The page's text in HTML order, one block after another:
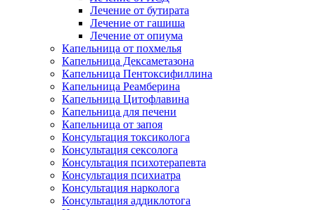
Лечение от бутирата
Лечение от гашиша
Лечение от опиума
Капельница от похмелья
Капельница Дексаметазона
Капельница Пентоксифиллина
Капельница Реамберина
Капельница Цитофлавина
Капельница для печени
Капельница от запоя
Консультация токсиколога
Консультация сексолога
Консультация психотерапевта
Консультация психиатра
Консультация нарколога
Консультация аддиклотога